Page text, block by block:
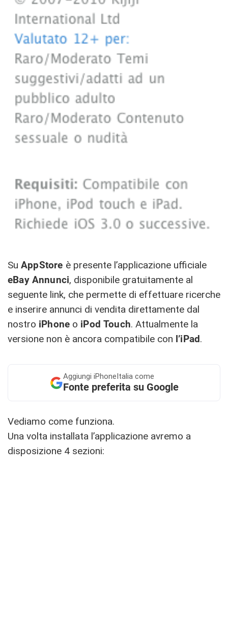
Su AppStore è presente l’applicazione ufficiale
eBay Annunci, disponibile gratuitamente al
seguente link, che permette di effettuare ricerche
e inserire annunci di vendita direttamente dal
nostro iPhone o iPod Touch. Attualmente la
versione non è ancora compatibile con l’iPad.
Aggiungi iPhoneItalia come
Fonte preferita su Google
Vediamo come funziona.
Una volta installata l’applicazione avremo a
disposizione 4 sezioni: